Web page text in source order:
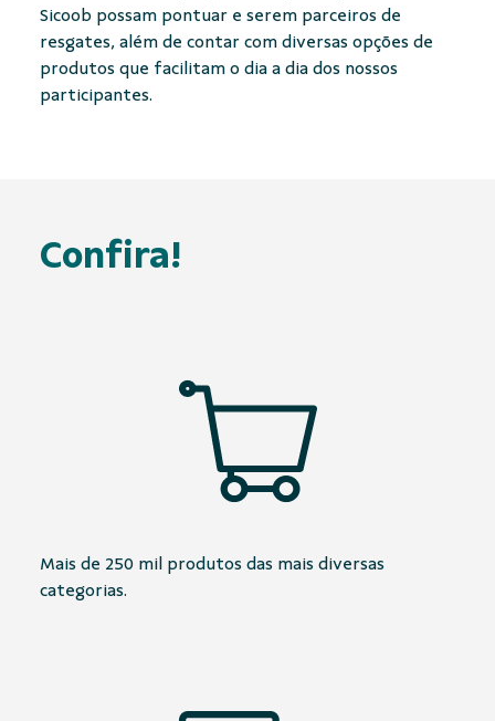
Sicoob possam pontuar e serem parceiros de
resgates, além de contar com diversas opções de
produtos que facilitam o dia a dia dos nossos
participantes.
Confira!
Mais de 250 mil produtos das mais diversas
categorias.